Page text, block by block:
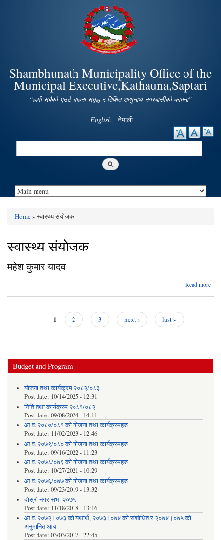
Skip to
main
content
Shambhunath Municipality Office of the
Municipal Executive,Kathauna,Saptari
“हामी सबैको एउटै चाहना समृद्ध र शिक्षित शम्भुनाथ नगरबासीको कामना”
English नेपाली
Search
Home» स्वास्थ्य संयोजक
स्वास्थ्य संयोजक
महेश कुमार यादव
Read more
1 2 3 next › last »
Budget and Program
योजना तथा कार्यक्रम २०८२/०८३
Post date: 10/14/2025 - 12:31
निति तथा कार्यक्रम २०८१/०८२
Post date: 09/08/2024 - 14:11
आ.व. २०८०/०८१ को योजना तथा कार्यक्रमहरु
Post date: 11/02/2023 - 12:46
आ.व. २०७९/०८० को योजना तथा कार्यक्रमहरु
Post date: 09/16/2022 - 11:23
आ.व. २०७८/०७९ को योजना तथा कार्यक्रमहरु
Post date: 10/27/2021 - 10:29
आ.व. २०७६/०७७ को योजना तथा कार्यक्रमहरु
Post date: 09/23/2019 - 13:32
दोस्रो नगर सभा २०७५
Post date: 11/18/2018 - 13:16
आ.व. २०७२।०७३ को यथार्थ, २०७३।०७४ को संशोधित र २०७४।०७५ को
अनुमानित आय
Post date: 03/03/2017 - 22:45